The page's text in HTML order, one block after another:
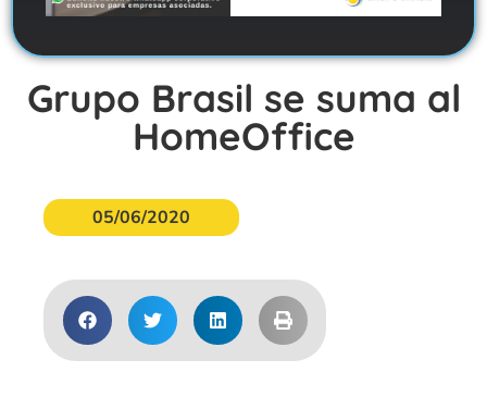
Grupo Brasil se suma al
HomeOffice
05/06/2020